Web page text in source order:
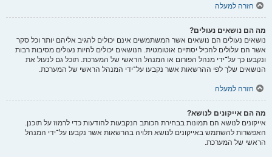
חזרה למעלה
מה הם נושאים נעולים?
נושאים נעולים הם נושאים אשר המשתמשים אינם יכולים להגיב אליהם יותר וכל סקר
אשר הם עלולים להכיל יסתיים אוטומטית. הנושאים יכולים להיות נעולים מסיבות רבות
ונקבעו כך על־ידי מנהל הפורום או המנהל הראשי של המערכת. תוכל גם לנעול את
הנושאים שלך לפי ההרשאות אשר נקבעו על־ידי המנהל הראשי של המערכת.
חזרה למעלה
מה הם אייקונים לנושא?
אייקונים לנושא הם תמונות בבחירת הכותב הנקבעות להודעות כדי לרמוז על תוכנן.
האפשרות להשתמש באייקונים לנושא תלויה בהרשאות אשר נקבעו על־ידי המנהל
הראשי של המערכת.